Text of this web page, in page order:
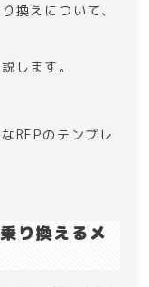
換えについて、
します。
RFPのテンプレ
り換えるメ